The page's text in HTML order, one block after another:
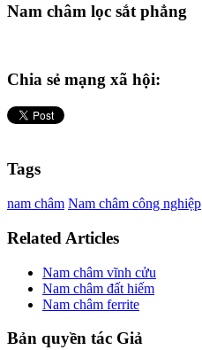
Nam châm lọc sắt phẳng
Chia sẻ mạng xã hội:
Tags
nam châm Nam châm công nghiệp
Related Articles
Nam châm vĩnh cửu
Nam châm đất hiếm
Nam châm ferrite
Bản quyền tác Giả